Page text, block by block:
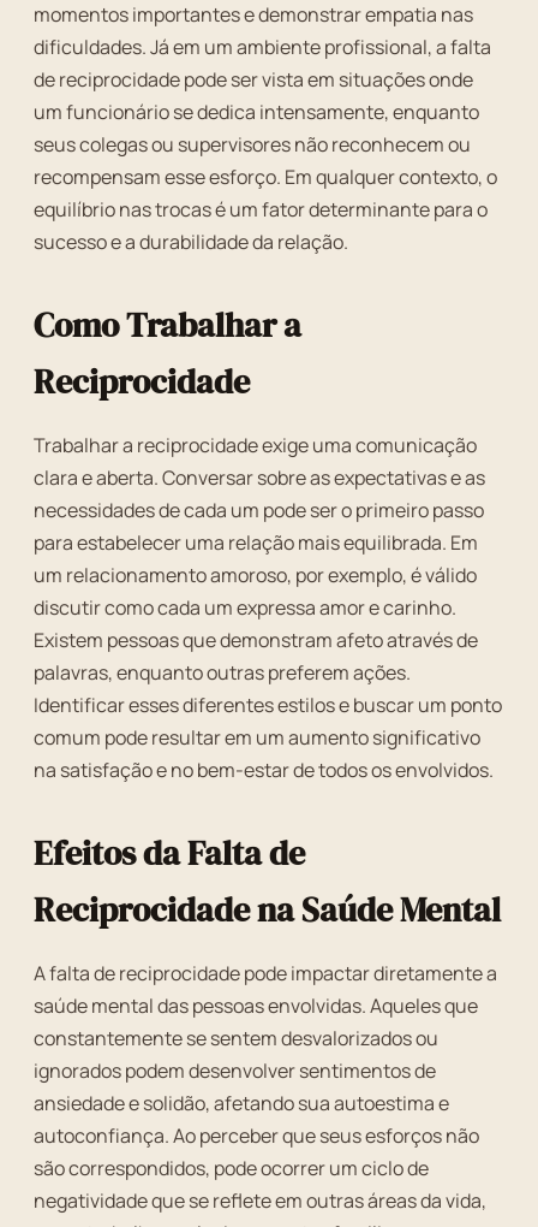
momentos importantes e demonstrar empatia nas
dificuldades. Já em um ambiente profissional, a falta
de reciprocidade pode ser vista em situações onde
um funcionário se dedica intensamente, enquanto
seus colegas ou supervisores não reconhecem ou
recompensam esse esforço. Em qualquer contexto, o
equilíbrio nas trocas é um fator determinante para o
sucesso e a durabilidade da relação.
Como Trabalhar a
Reciprocidade
Trabalhar a reciprocidade exige uma comunicação
clara e aberta. Conversar sobre as expectativas e as
necessidades de cada um pode ser o primeiro passo
para estabelecer uma relação mais equilibrada. Em
um relacionamento amoroso, por exemplo, é válido
discutir como cada um expressa amor e carinho.
Existem pessoas que demonstram afeto através de
palavras, enquanto outras preferem ações.
Identificar esses diferentes estilos e buscar um ponto
comum pode resultar em um aumento significativo
na satisfação e no bem-estar de todos os envolvidos.
Efeitos da Falta de
Reciprocidade na Saúde Mental
A falta de reciprocidade pode impactar diretamente a
saúde mental das pessoas envolvidas. Aqueles que
constantemente se sentem desvalorizados ou
ignorados podem desenvolver sentimentos de
ansiedade e solidão, afetando sua autoestima e
autoconfiança. Ao perceber que seus esforços não
são correspondidos, pode ocorrer um ciclo de
negatividade que se reflete em outras áreas da vida,